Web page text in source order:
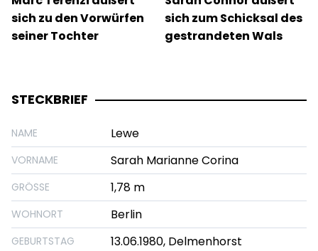
sich zu den Vorwürfen
seiner Tochter
sich zum Schicksal des
gestrandeten Wals
STECKBRIEF
NAME Lewe
VORNAME Sarah Marianne Corina
GRÖSSE 1,78 m
WOHNORT Berlin
GEBURTSTAG 13.06.1980, Delmenhorst